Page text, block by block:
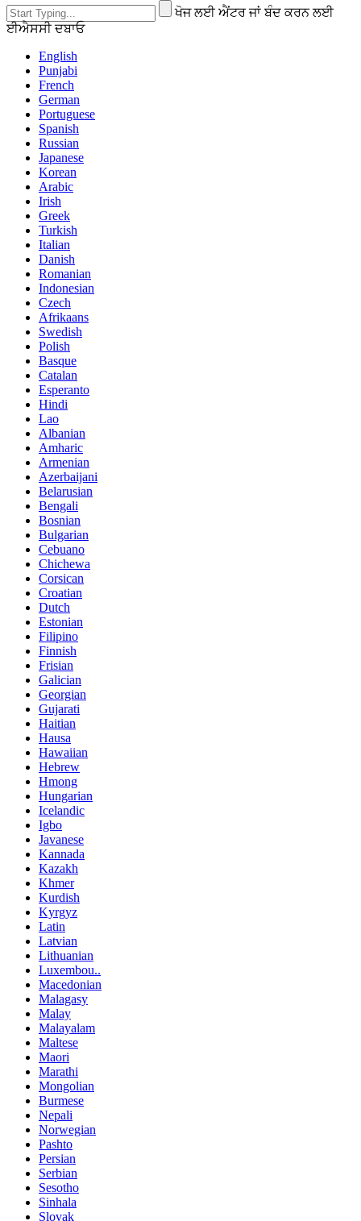
ਖੋਜ ਲਈ ਐਂਟਰ ਜਾਂ ਬੰਦ ਕਰਨ ਲਈ
ਈਐਸਸੀ ਦਬਾਓ
English
Punjabi
French
German
Portuguese
Spanish
Russian
Japanese
Korean
Arabic
Irish
Greek
Turkish
Italian
Danish
Romanian
Indonesian
Czech
Afrikaans
Swedish
Polish
Basque
Catalan
Esperanto
Hindi
Lao
Albanian
Amharic
Armenian
Azerbaijani
Belarusian
Bengali
Bosnian
Bulgarian
Cebuano
Chichewa
Corsican
Croatian
Dutch
Estonian
Filipino
Finnish
Frisian
Galician
Georgian
Gujarati
Haitian
Hausa
Hawaiian
Hebrew
Hmong
Hungarian
Icelandic
Igbo
Javanese
Kannada
Kazakh
Khmer
Kurdish
Kyrgyz
Latin
Latvian
Lithuanian
Luxembou..
Macedonian
Malagasy
Malay
Malayalam
Maltese
Maori
Marathi
Mongolian
Burmese
Nepali
Norwegian
Pashto
Persian
Serbian
Sesotho
Sinhala
Slovak